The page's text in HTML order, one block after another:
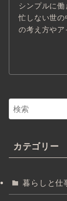
シンプルに働
忙しない世
の考え方やア
カテゴリー
暮らしと仕